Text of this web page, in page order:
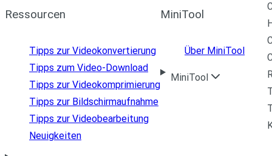
Ressourcen
Tipps zur Videokonvertierung
Tipps zum Video-Download
Tipps zur Videokomprimierung
Tipps zur Bildschirmaufnahme
Tipps zur Videobearbeitung
Neuigkeiten
MiniTool
Über MiniTool
MiniTool